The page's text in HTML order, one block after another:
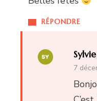
RÉPONDRE
Sylvie
7